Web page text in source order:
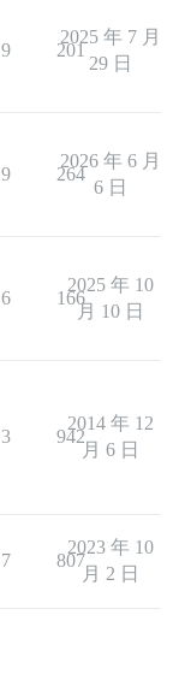
9 201
2025 年 7 月
29 日
9 264
2026 年 6 月
6 日
6 166
2025 年 10
月 10 日
3 942
2014 年 12
月 6 日
7 807
2023 年 10
月 2 日